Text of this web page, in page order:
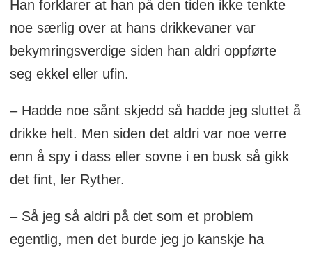
Han forklarer at han på den tiden ikke tenkte
noe særlig over at hans drikkevaner var
bekymringsverdige siden han aldri oppførte
seg ekkel eller ufin.
– Hadde noe sånt skjedd så hadde jeg sluttet å
drikke helt. Men siden det aldri var noe verre
enn å spy i dass eller sovne i en busk så gikk
det fint, ler Ryther.
– Så jeg så aldri på det som et problem
egentlig, men det burde jeg jo kanskje ha